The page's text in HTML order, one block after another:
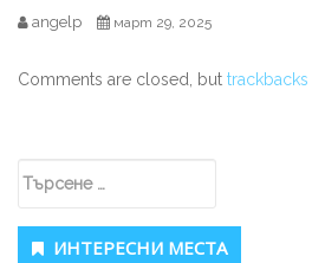
angelp март 29, 2025
Comments are closed, but trackbacks
Secondary Sidebar
Търсене за:
ИНТЕРЕСНИ МЕСТА